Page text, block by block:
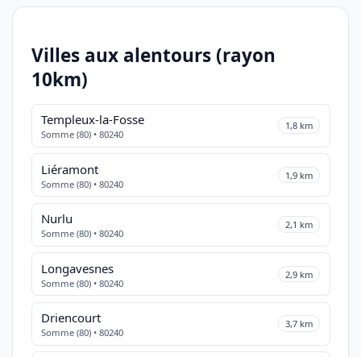
Villes aux alentours (rayon
10km)
Templeux-la-Fosse
Somme (80) • 80240
1,8 km
Liéramont
Somme (80) • 80240
1,9 km
Nurlu
Somme (80) • 80240
2,1 km
Longavesnes
Somme (80) • 80240
2,9 km
Driencourt
Somme (80) • 80240
3,7 km